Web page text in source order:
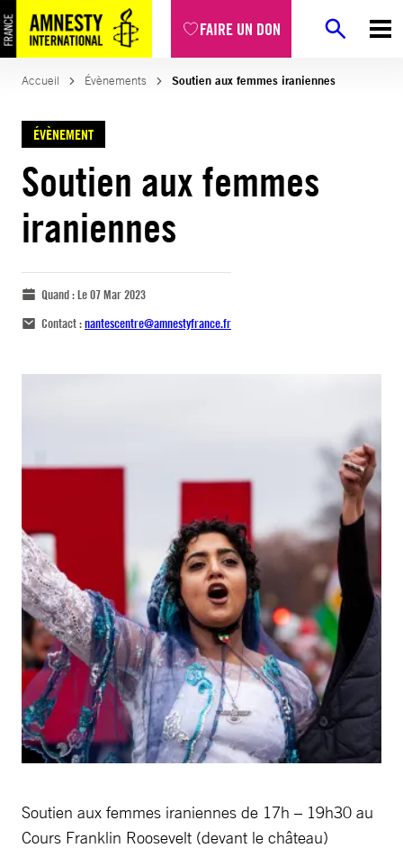
FAIRE UN DON
Accueil Évènements Soutien aux femmes iraniennes
ÉVÈNEMENT
Soutien aux femmes
iraniennes
Quand :Le 07 Mar 2023
Contact :nantescentre@amnestyfrance.fr
Soutien aux femmes iraniennes de 17h – 19h30 au
Cours Franklin Roosevelt (devant le château)